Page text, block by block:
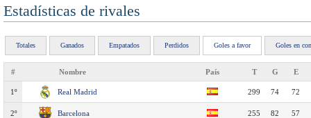
Estadísticas de rivales
Totales Ganados Empatados Perdidos Goles a favor Goles en
# Nombre País T G E
1º Real Madrid 299 74 72
2º Barcelona 255 82 57